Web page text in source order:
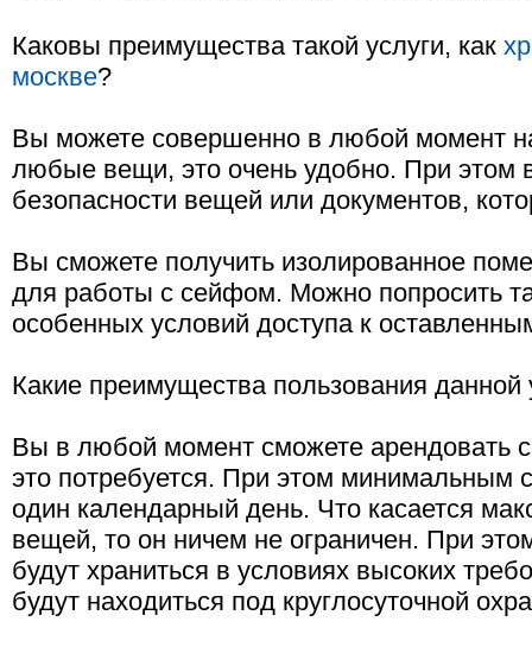
Каковы преимущества такой услуги, как
москве?
Вы можете совершенно в любой момент
любые вещи, это очень удобно. При этом
безопасности вещей или документов,
Вы сможете получить изолированное
для работы с сейфом. Можно попросить
особенных условий доступа к
Какие преимущества пользования данной
Вы в любой момент сможете арендовать
это потребуется. При этом минимальным
один календарный день. Что касается
вещей, то он ничем не ограничен. При
будут храниться в условиях высоких
будут находиться под круглосуточной